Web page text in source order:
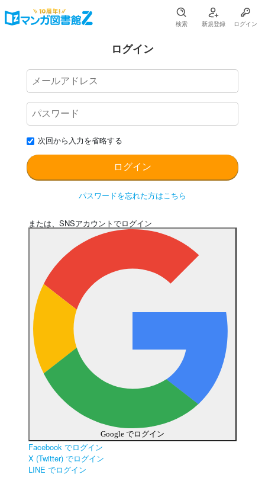
検索 新規登録 ログイン
ログイン
次回から入力を省略する
パスワードを忘れた方はこちら
または、SNSアカウントでログイン
Google でログイン
Facebook でログイン
X (Twitter) でログイン
LINE でログイン